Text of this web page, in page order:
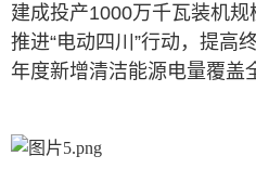
建成投产1000万千瓦装机
推进“电动四川”行动，提高
年度新增清洁能源电量覆盖